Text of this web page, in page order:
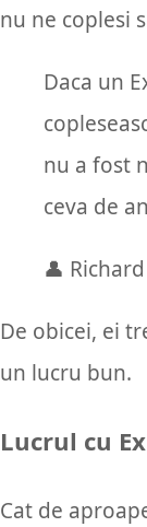
nu ne coplesi
Daca un
nu a fost
ceva de
👤
De obicei, ei
un lucru bun.
Lucrul cu
Cat de